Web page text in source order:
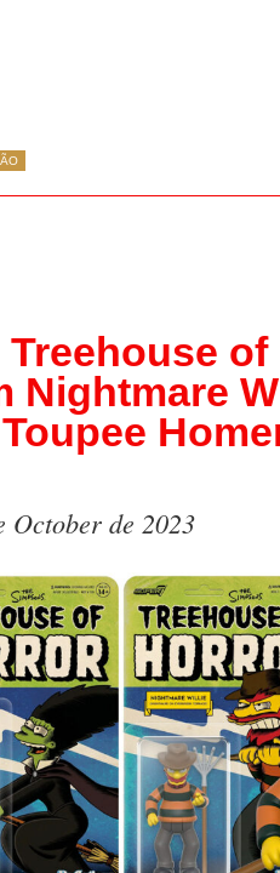
Nightmare
October de 2023